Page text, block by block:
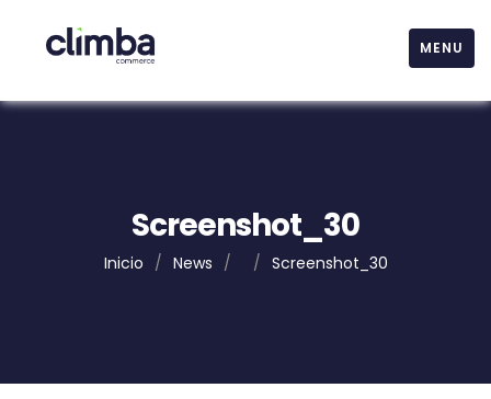
MENU
Screenshot_30
Inicio / News / / Screenshot_30